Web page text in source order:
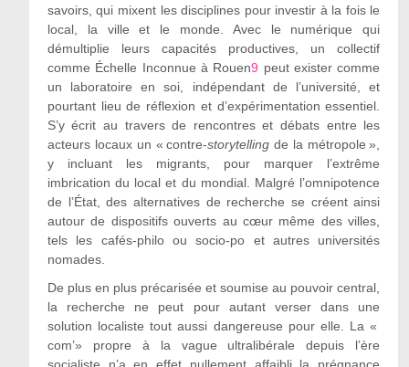
savoirs, qui mixent les disciplines pour investir à la fois le
local, la ville et le monde. Avec le numérique qui
démultiplie leurs capacités productives, un collectif
comme Échelle Inconnue à Rouen9 peut exister comme
un laboratoire en soi, indépendant de l’université, et
pourtant lieu de réflexion et d’expérimentation essentiel.
S’y écrit au travers de rencontres et débats entre les
acteurs locaux un « contre-storytelling de la métropole »,
y incluant les migrants, pour marquer l’extrême
imbrication du local et du mondial. Malgré l’omnipotence
de l’État, des alternatives de recherche se créent ainsi
autour de dispositifs ouverts au cœur même des villes,
tels les cafés-philo ou socio-po et autres universités
nomades.
De plus en plus précarisée et soumise au pouvoir central,
la recherche ne peut pour autant verser dans une
solution localiste tout aussi dangereuse pour elle. La «
com’» propre à la vague ultralibérale depuis l’ère